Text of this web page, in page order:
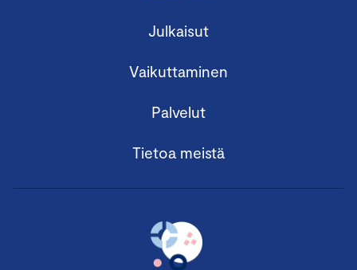
Julkaisut
Vaikuttaminen
Palvelut
Tietoa meistä